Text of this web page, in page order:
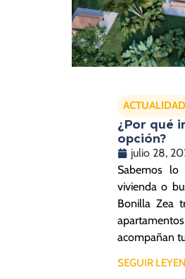
ACTUALIDAD
¿Por qué
opción?
julio 28,
Sabemos
vivienda o
Bonilla Zea
acompañan
SEGUIR